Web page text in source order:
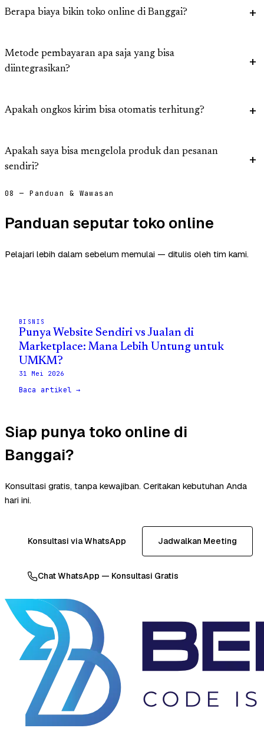
Berapa biaya bikin toko online di Banggai?
Metode pembayaran apa saja yang bisa
diintegrasikan?
Apakah ongkos kirim bisa otomatis terhitung?
Apakah saya bisa mengelola produk dan pesanan
sendiri?
08 — Panduan & Wawasan
Panduan seputar toko online
Pelajari lebih dalam sebelum memulai — ditulis oleh tim kami.
BISNIS
Punya Website Sendiri vs Jualan di
Marketplace: Mana Lebih Untung untuk
UMKM?
31 Mei 2026
Baca artikel →
Siap punya toko online di
Banggai?
Konsultasi gratis, tanpa kewajiban. Ceritakan kebutuhan Anda
hari ini.
Konsultasi via WhatsApp Jadwalkan Meeting
Chat WhatsApp — Konsultasi Gratis